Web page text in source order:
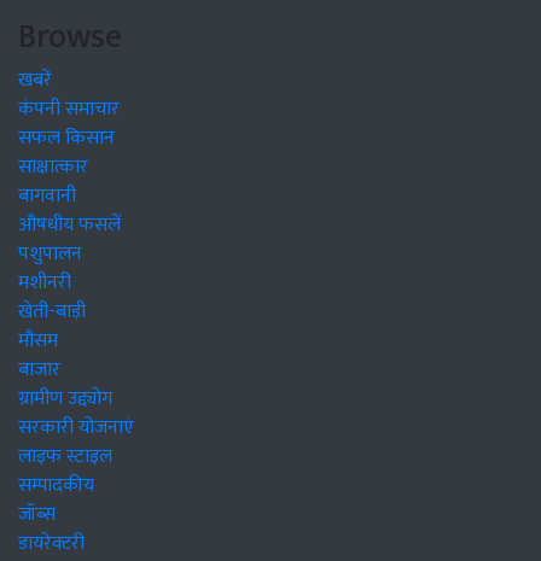
Browse
खबरें
कंपनी समाचार
सफल किसान
साक्षात्कार
बागवानी
औषधीय फसलें
पशुपालन
मशीनरी
खेती-बाड़ी
मौसम
बाजार
ग्रामीण उद्द्योग
सरकारी योजनाएं
लाइफ स्टाइल
सम्पादकीय
जॉब्स
डायरेक्टरी